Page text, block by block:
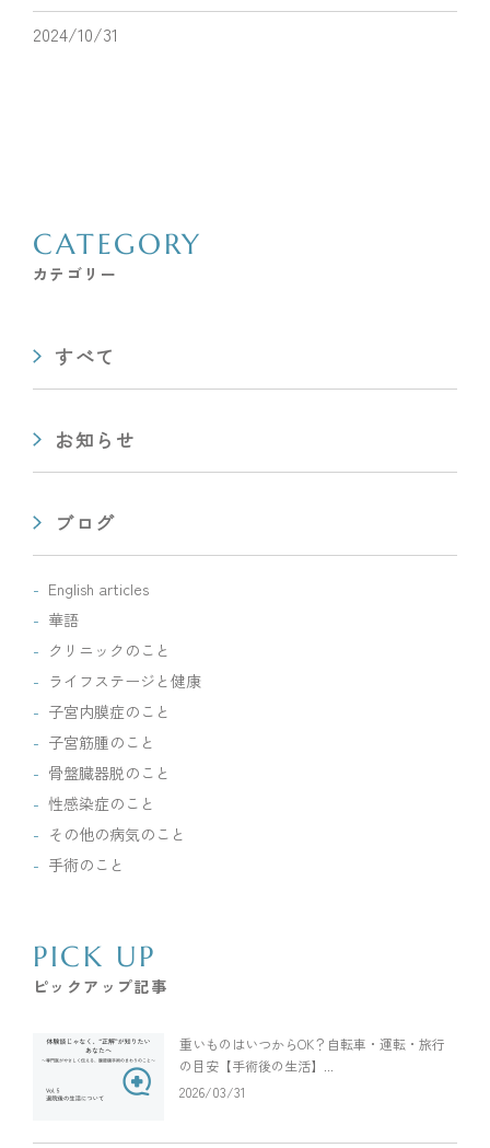
2024/10/31
CATEGORY
カテゴリー
すべて
お知らせ
ブログ
English articles
華語
クリニックのこと
ライフステージと健康
子宮内膜症のこと
子宮筋腫のこと
骨盤臓器脱のこと
性感染症のこと
その他の病気のこと
手術のこと
PICK UP
ピックアップ記事
重いものはいつからOK？自転車・運転・旅行
の目安【手術後の生活】...
2026/03/31